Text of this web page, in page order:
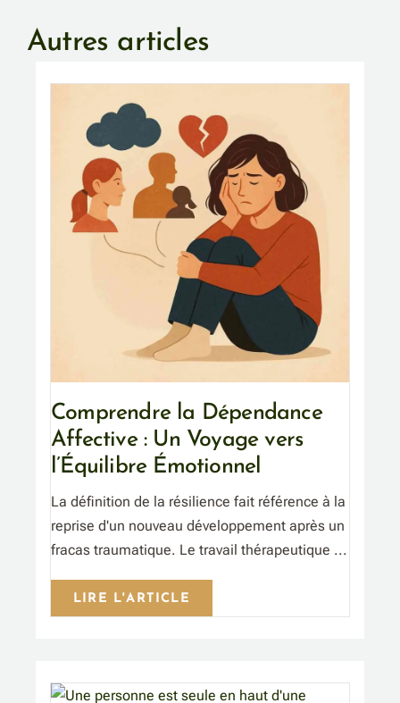
Autres articles
Comprendre la Dépendance
Affective : Un Voyage vers
l’Équilibre Émotionnel
La définition de la résilience fait référence à la
reprise d'un nouveau développement après un
fracas traumatique. Le travail thérapeutique ...
LIRE L'ARTICLE